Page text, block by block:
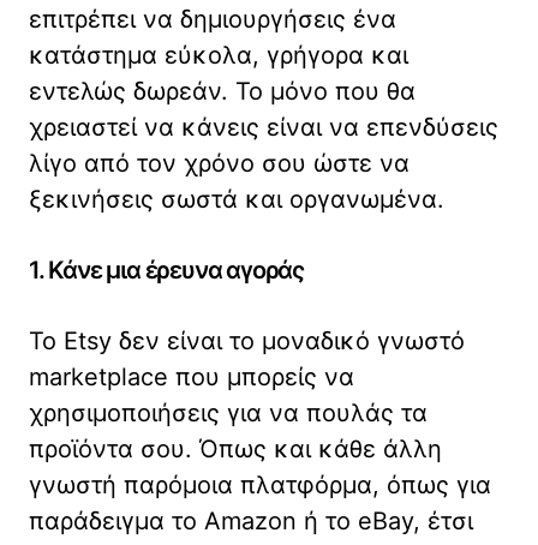
επιτρέπει να δημιουργήσεις ένα
κατάστημα εύκολα, γρήγορα και
εντελώς δωρεάν. Το μόνο που θα
χρειαστεί να κάνεις είναι να επενδύσεις
λίγο από τον χρόνο σου ώστε να
ξεκινήσεις σωστά και οργανωμένα.
1. Κάνε μια έρευνα αγοράς
Το Etsy δεν είναι το μοναδικό γνωστό
marketplace που μπορείς να
χρησιμοποιήσεις για να πουλάς τα
προϊόντα σου. Όπως και κάθε άλλη
γνωστή παρόμοια πλατφόρμα, όπως για
παράδειγμα το Amazon ή το eBay, έτσι